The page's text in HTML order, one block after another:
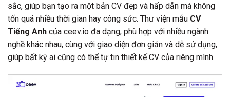
sắc, giúp bạn tạo ra một bản CV đẹp và hấp dẫn mà không
tốn quá nhiều thời gian hay công sức. Thư viện mẫu CV
Tiếng Anh của ceev.io đa dạng, phù hợp với nhiều ngành
nghề khác nhau, cùng với giao diện đơn giản và dễ sử dụng,
giúp bất kỳ ai cũng có thể tự tin thiết kế CV của riêng mình.